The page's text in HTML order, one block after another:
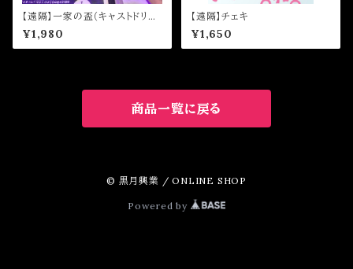
【遠隔】一家の盃（キャストドリン
ク）
¥1,980
【遠隔】チェキ
¥1,650
商品一覧に戻る
© 黒月興業 / ONLINE SHOP
Powered by